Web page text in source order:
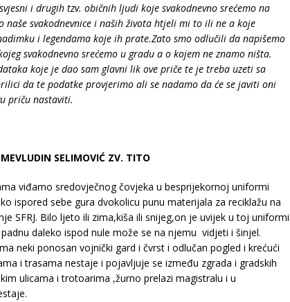
i drugih tzv. običnih ljudi koje svakodnevno srećemo na
svakodnevnice i naših života htjeli mi to ili ne a koje
i legendama koje ih prate.Zato smo odlučili da napišemo
svakodnevno srećemo u gradu a o kojem ne znamo ništa.
koje je dao sam glavni lik ove priče te je treba uzeti sa
da te podatke provjerimo ali se nadamo da će se javiti oni
priču nastaviti.
MEVLUDIN SELIMOVIĆ ZV. TITO
viđamo sredovječnog čovjeka u besprijekornoj uniformi
ispored sebe gura dvokolicu punu materijala za reciklažu na
SFRJ. Bilo ljeto ili zima,kiša ili snijeg,on je uvijek u toj uniformi
daleko ispod nule može se na njemu vidjeti i šinjel.
neki ponosan vojnički gard i čvrst i odlučan pogled i krećući
i trasama nestaje i pojavljuje se između zgrada i gradskih
ulicama i trotoarima ,žurno prelazi magistralu i u